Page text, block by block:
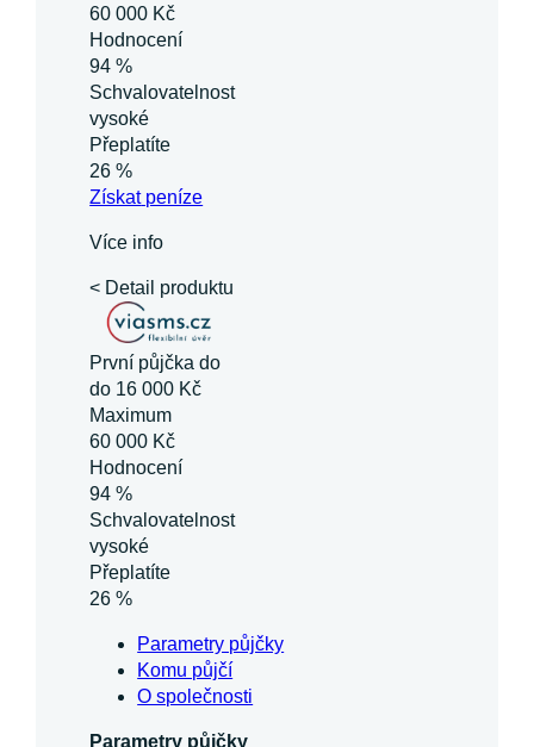
60 000 Kč
Hodnocení
94 %
Schvalovatelnost
vysoké
Přeplatíte
26 %
Získatpeníze
Více info
< Detail produktu
První půjčka do
do 16 000 Kč
Maximum
60 000 Kč
Hodnocení
94 %
Schvalovatelnost
vysoké
Přeplatíte
26 %
Parametry půjčky
Komu půjčí
O společnosti
Parametry půjčky